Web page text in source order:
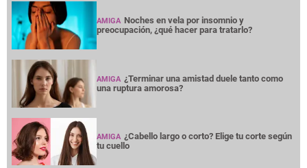
AMIGA Noches en vela por insomnio y
preocupación, ¿qué hacer para tratarlo?
AMIGA ¿Terminar una amistad duele tanto como
una ruptura amorosa?
AMIGA ¿Cabello largo o corto? Elige tu corte según
tu cuello